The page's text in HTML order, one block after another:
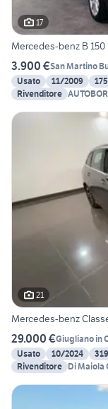
17
Mercedes-benz B 150
3.900 €San Martino
Usato
11/2009
Rivenditore
21
Mercedes-benz
29.000 €Giugliano in
Usato
10/2024
Rivenditore Di Maiola